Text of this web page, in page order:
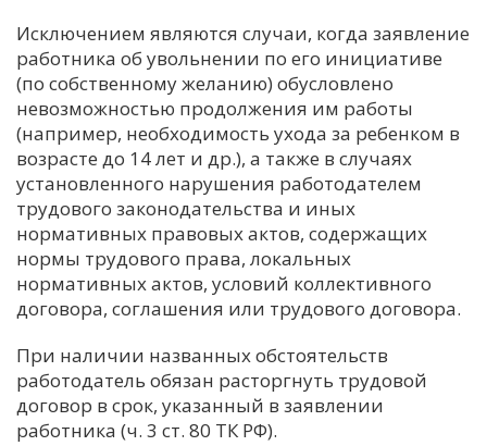
Исключением являются случаи, когда заявление
работника об увольнении по его инициативе
(по собственному желанию) обусловлено
невозможностью продолжения им работы
(например, необходимость ухода за ребенком в
возрасте до 14 лет и др.), а также в случаях
установленного нарушения работодателем
трудового законодательства и иных
нормативных правовых актов, содержащих
нормы трудового права, локальных
нормативных актов, условий коллективного
договора, соглашения или трудового договора.
При наличии названных обстоятельств
работодатель обязан расторгнуть трудовой
договор в срок, указанный в заявлении
работника (ч. 3 ст. 80 ТК РФ).